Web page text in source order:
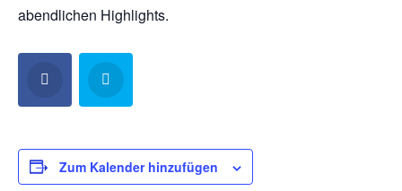
abendlichen Highlights.
Zum Kalender hinzufügen